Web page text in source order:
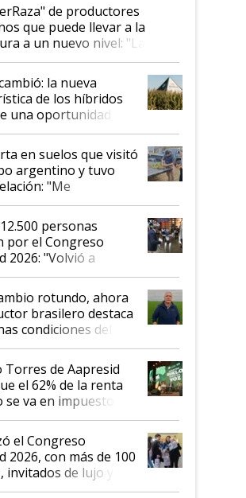
de productores
que puede llevar a la
a un nuevo nivel: "Las
de crecimiento son
la nueva
de los híbridos
una oportunidad en
en suelos que visitó
argentino y tuvo
"Me
mucho"
personas
por el Congreso
2026: "Volvió a
que hablar del
hablar de todo el
productivo"rotundo, ahora
brasilero destaca
condiciones del
para invertir:
más motivados"
Torres de Aapresid
el 62% de la renta
va en impuestos:
que en
se sigan discutiendo
cosas de hace 50
el Congreso
2026, con más de 100
invitados de lujo y
tendencias